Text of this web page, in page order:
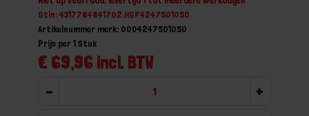
Gtin: 4317784841702,HGF4247501050
Artikelnummer merk: 0004247501050
€ 69,96 incl. BTW
Prijs per 1 Stuk
- +